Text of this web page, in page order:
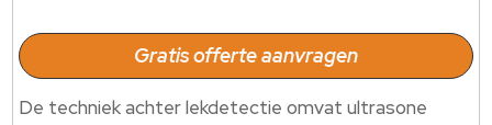
Gratis offerte aanvragen
De techniek achter lekdetectie omvat ultrasone